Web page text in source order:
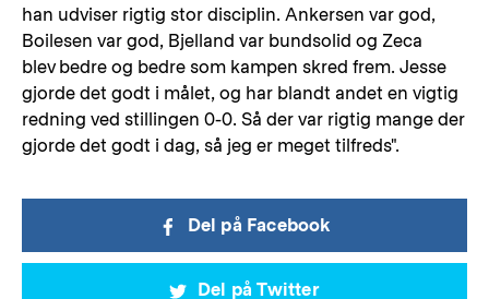
han udviser rigtig stor disciplin. Ankersen var god,
Boilesen var god, Bjelland var bundsolid og Zeca
blev bedre og bedre som kampen skred frem. Jesse
gjorde det godt i målet, og har blandt andet en vigtig
redning ved stillingen 0-0. Så der var rigtig mange der
gjorde det godt i dag, så jeg er meget tilfreds".
Del på Facebook
Del på Twitter